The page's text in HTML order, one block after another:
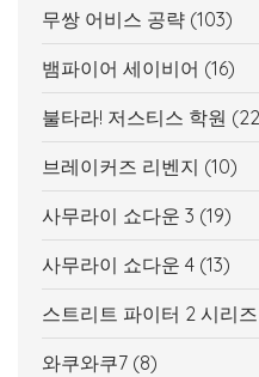
무쌍 어비스 공략 (103)
뱀파이어 세이비어 (16)
불타라! 저스티스 학원
브레이커즈 리벤지 (10)
사무라이 쇼다운 3 (19)
사무라이 쇼다운 4 (13)
스트리트 파이터 2 시리즈
와쿠와쿠7 (8)